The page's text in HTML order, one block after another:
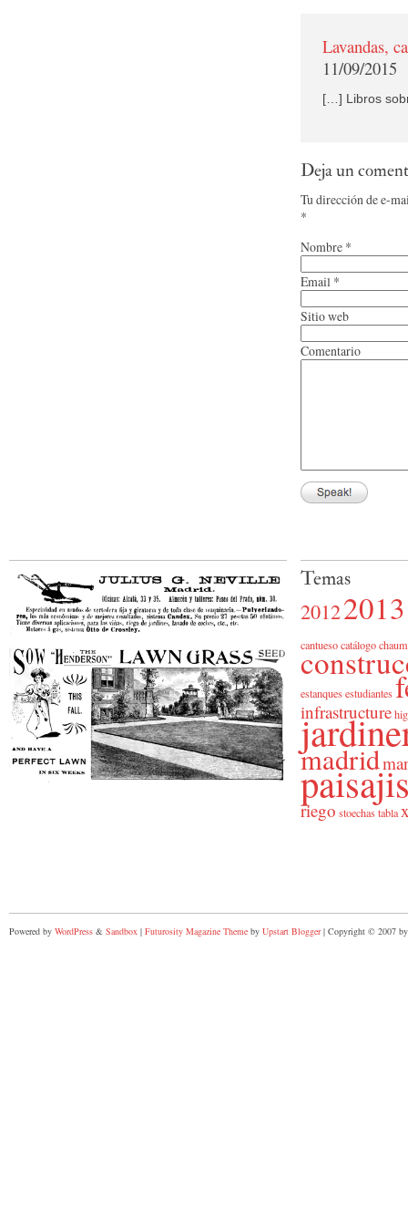
Lavandas,
11/09/2015
[…] Libros
Deja un
Tu dirección de e-
*
Nombre *
Email *
Sitio web
Comentario
Temas
20122013
cantuesocatálogo
estanquesestudiantes
infrastructure
madrid
riego stoechastabla
Powered by WordPress & Sandbox | Futurosity Magazine Theme by Upstart Blogger| Copyright © 2007 by